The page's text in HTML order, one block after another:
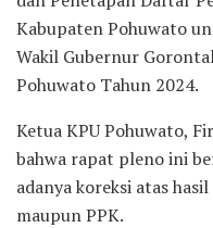
Kabupaten Pohuwato
Wakil Gubernur
Pohuwato Tahun 2024.
Ketua KPU Pohuwato,
bahwa rapat pleno ini
adanya koreksi atas
maupun PPK.